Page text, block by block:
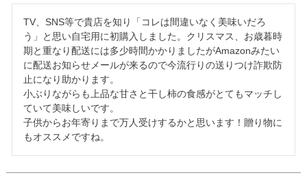
TV、SNS等で貴店を知り「コレは間違いなく美味いだろ
う」と思い自宅用に初購入しました。クリスマス、お歳暮時
期と重なり配送には多少時間かかりましたがAmazonみたい
に配送お知らせメールが来るので今流行りの送りつけ詐欺防
止になり助かります。
小ぶりながらも上品な甘さと干し柿の食感がとてもマッチし
ていて美味しいです。
子供からお年寄りまで万人受けするかと思います！贈り物に
もオススメですね。